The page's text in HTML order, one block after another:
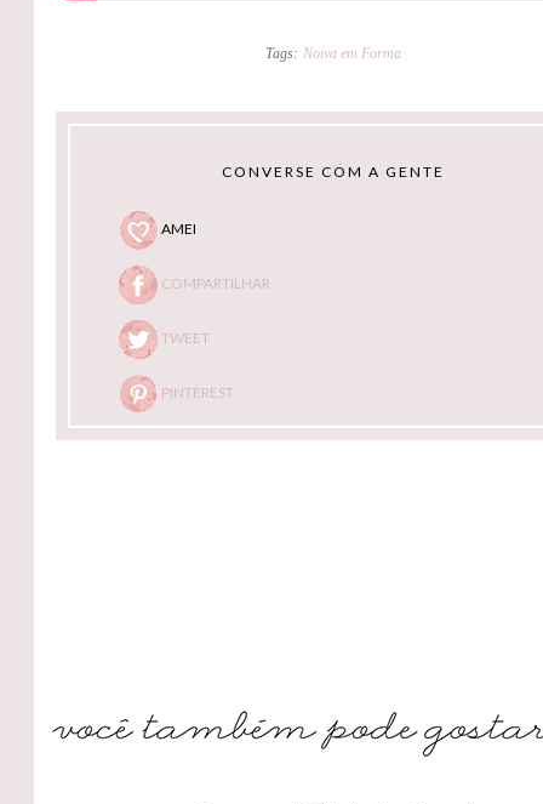
Tags: Noiva em Forma
CONVERSE COM A GENTE
AMEI
COMPARTILHAR
TWEET
PINTEREST